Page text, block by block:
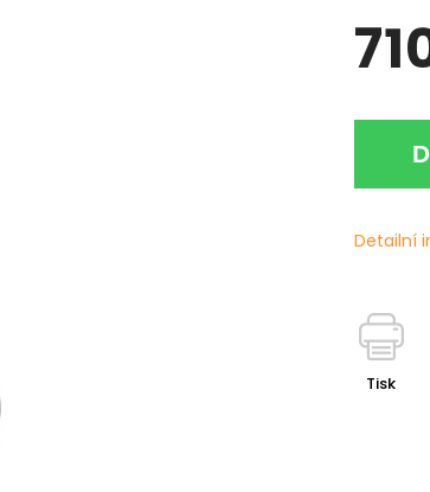
Detailní
Tisk